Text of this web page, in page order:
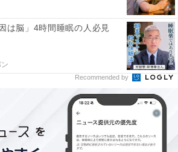
は旅行・カルチャー・エンタメなど
担当。東京都出身。居酒屋巡りとス
い。
は脳」4時間睡眠の人必見
Recommended by